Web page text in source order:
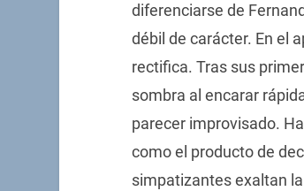
diferenciarse de
débil de carácter. En el
rectifica. Tras sus
sombra al encarar
parecer improvisado.
como el producto de
simpatizantes exaltan